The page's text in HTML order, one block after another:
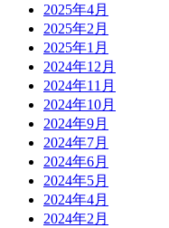
2025年4月
2025年2月
2025年1月
2024年12月
2024年11月
2024年10月
2024年9月
2024年7月
2024年6月
2024年5月
2024年4月
2024年2月